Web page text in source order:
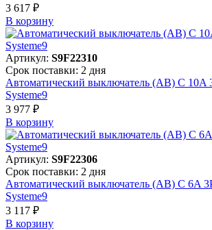
3 617 ₽
В корзинy
Артикул: S9F22310
Срок поставки: 2 дня
Автоматический выключатель (АВ) C 10A
Systeme9
3 977 ₽
В корзинy
Артикул: S9F22306
Срок поставки: 2 дня
Автоматический выключатель (АВ) C 6A
Systeme9
3 117 ₽
В корзинy